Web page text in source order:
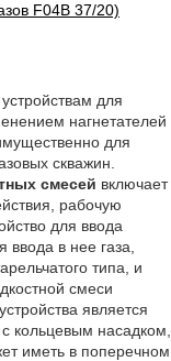
F04B 37/20)
для
нагнетателей
для
скважин.
смесей включает
рабочую
для ввода
ввода в нее газа,
типа, и
смеси
является
кольцевым насадком,
иметь в поперечном